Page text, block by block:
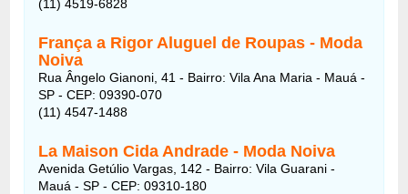
(11) 4519-6828
França a Rigor Aluguel de Roupas - Moda
Noiva
Rua Ângelo Gianoni, 41 - Bairro: Vila Ana Maria - Mauá -
SP - CEP: 09390-070
(11) 4547-1488
La Maison Cida Andrade - Moda Noiva
Avenida Getúlio Vargas, 142 - Bairro: Vila Guarani -
Mauá - SP - CEP: 09310-180